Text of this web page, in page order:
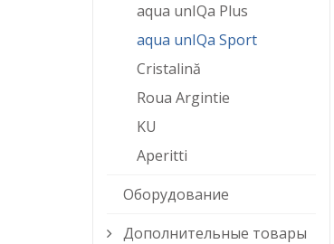
aqua unIQa Plus
aqua unIQa Sport
Cristalină
Roua Argintie
KU
Aperitti
Оборудование
Дополнительные товары